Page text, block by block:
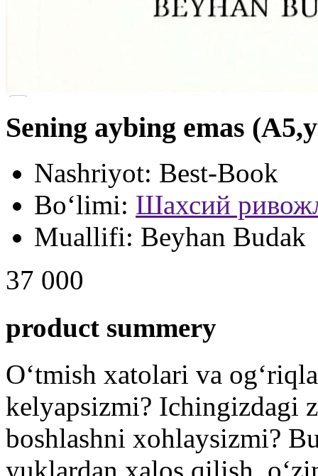
Sening aybing emas
Nashriyot: Best-Book
Bo‘limi: Шахсий
Muallifi: Beyhan Budak
37 000
product summery
O‘tmish xatolari va
kelyapsizmi? Ichingizdagi
boshlashni xohlaysizmi?